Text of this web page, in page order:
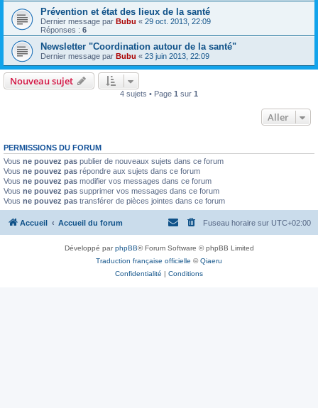
Prévention et état des lieux de la santé
Dernier message par Bubu « 29 oct. 2013, 22:09
Réponses : 6
Newsletter "Coordination autour de la santé"
Dernier message par Bubu « 23 juin 2013, 22:09
Nouveau sujet
4 sujets • Page 1 sur 1
Aller
PERMISSIONS DU FORUM
Vous ne pouvez pas publier de nouveaux sujets dans ce forum
Vous ne pouvez pas répondre aux sujets dans ce forum
Vous ne pouvez pas modifier vos messages dans ce forum
Vous ne pouvez pas supprimer vos messages dans ce forum
Vous ne pouvez pas transférer de pièces jointes dans ce forum
Accueil Accueil du forum Fuseau horaire sur UTC+02:00
Développé parphpBB® Forum Software © phpBB Limited
Traduction française officielle ©Qiaeru
Confidentialité | Conditions